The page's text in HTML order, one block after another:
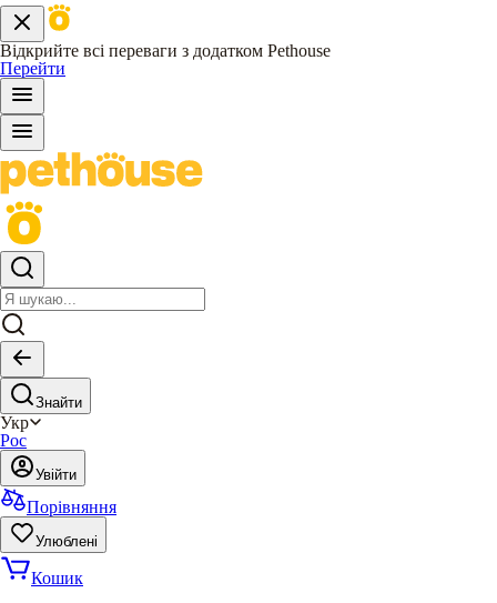
Відкрийте всі переваги з додатком Pethouse
Перейти
Знайти
Укр
Рос
Увійти
Порівняння
Улюблені
Кошик